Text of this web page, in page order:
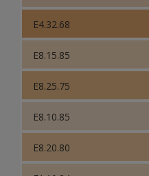
E4.32.68
E8.15.85
E8.25.75
E8.10.85
E8.20.80